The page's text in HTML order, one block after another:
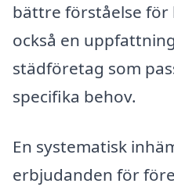
bättre förståelse för
också en
städföretag som
specifika behov.
En systematisk
erbjudanden för